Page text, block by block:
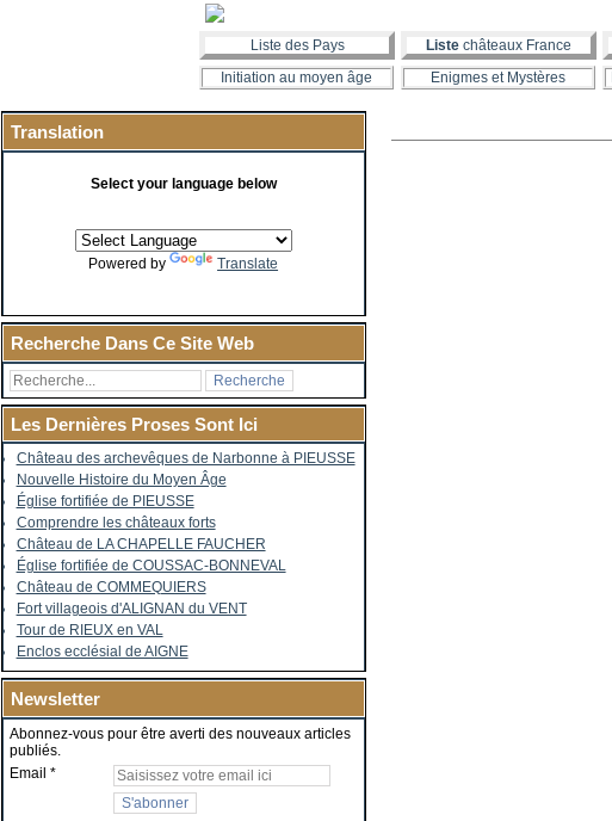
Liste des Pays Liste châteaux France
Initiation au moyen âge
Enigmes et Mystères
Translation
Select your language below
Powered by Translate
Recherche Dans Ce Site Web
Les Dernières Proses Sont Ici
Château des archevêques de Narbonne à PIEUSSE
Nouvelle Histoire du Moyen Âge
Église fortifiée de PIEUSSE
Comprendre les châteaux forts
Château de LA CHAPELLE FAUCHER
Église fortifiée de COUSSAC-BONNEVAL
Château de COMMEQUIERS
Fort villageois d'ALIGNAN du VENT
Tour de RIEUX en VAL
Enclos ecclésial de AIGNE
Newsletter
Abonnez-vous pour être averti des nouveaux articles
publiés.
Email